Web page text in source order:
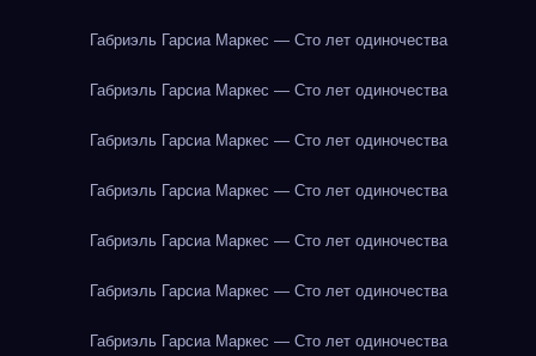
Габриэль Гарсиа Маркес — Сто лет одиночества
Габриэль Гарсиа Маркес — Сто лет одиночества
Габриэль Гарсиа Маркес — Сто лет одиночества
Габриэль Гарсиа Маркес — Сто лет одиночества
Габриэль Гарсиа Маркес — Сто лет одиночества
Габриэль Гарсиа Маркес — Сто лет одиночества
Габриэль Гарсиа Маркес — Сто лет одиночества